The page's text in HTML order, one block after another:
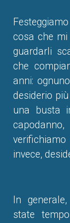
cosa che
guardarli
che
anni:
desiderio
una busta
invece,
In
state